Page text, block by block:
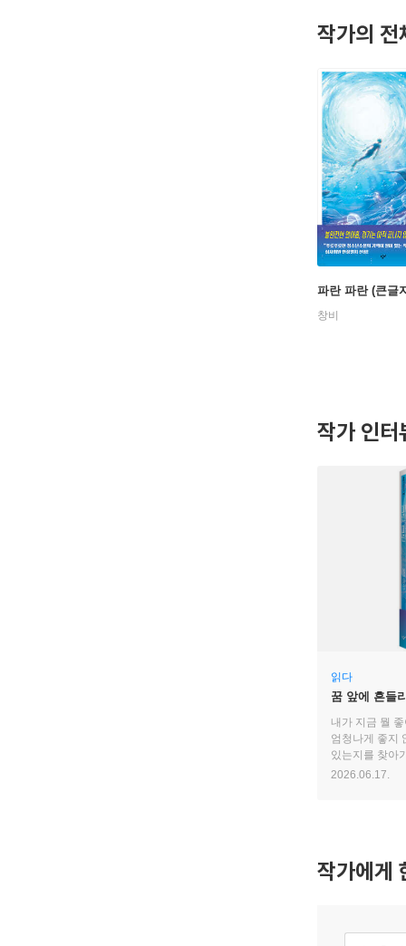
작가의 전
파란 파란 (큰글
창비
작가 인터
읽다
꿈 앞에 흔들
내가 지금 뭘
엄청나게 좋지
있는지를 찾아
2026.06.17.
작가에게